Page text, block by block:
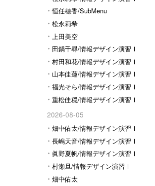
恒任穂香/SubMenu
松永莉希
上田美空
田鍋千尋/情報デザイン演習Ⅰ
村田和花/情報デザイン演習Ⅰ
山本佳蓮/情報デザイン演習Ⅰ
福光そら/情報デザイン演習Ⅰ
重松佳穏/情報デザイン演習Ⅰ
2026-08-05
畑中佑太/情報デザイン演習Ⅰ
長嶋天音/情報デザイン演習Ⅰ
眞野夏帆/情報デザイン演習Ⅰ
村瀬旦/情報デザイン演習Ⅰ
畑中佑太